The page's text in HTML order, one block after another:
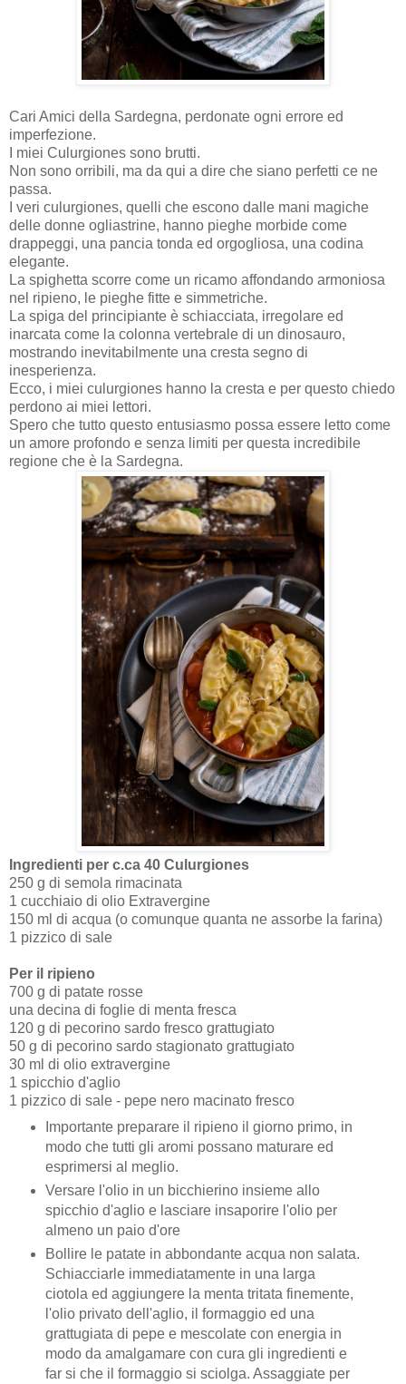
Cari Amici della Sardegna, perdonate ogni errore ed
imperfezione.
I miei Culurgiones sono brutti.
Non sono orribili, ma da qui a dire che siano perfetti ce ne
passa.
I veri culurgiones, quelli che escono dalle mani magiche
delle donne ogliastrine, hanno pieghe morbide come
drappeggi, una pancia tonda ed orgogliosa, una codina
elegante.
La spighetta scorre come un ricamo affondando armoniosa
nel ripieno, le pieghe fitte e simmetriche.
La spiga del principiante è schiacciata, irregolare ed
inarcata come la colonna vertebrale di un dinosauro,
mostrando inevitabilmente una cresta segno di
inesperienza.
Ecco, i miei culurgiones hanno la cresta e per questo chiedo
perdono ai miei lettori.
Spero che tutto questo entusiasmo possa essere letto come
un amore profondo e senza limiti per questa incredibile
regione che è la Sardegna.
Ingredienti per c.ca 40 Culurgiones
250 g di semola rimacinata
1 cucchiaio di olio Extravergine
150 ml di acqua (o comunque quanta ne assorbe la farina)
1 pizzico di sale
Per il ripieno
700 g di patate rosse
una decina di foglie di menta fresca
120 g di pecorino sardo fresco grattugiato
50 g di pecorino sardo stagionato grattugiato
30 ml di olio extravergine
1 spicchio d'aglio
1 pizzico di sale - pepe nero macinato fresco
Importante preparare il ripieno il giorno primo, in
modo che tutti gli aromi possano maturare ed
esprimersi al meglio.
Versare l'olio in un bicchierino insieme allo
spicchio d'aglio e lasciare insaporire l'olio per
almeno un paio d'ore
Bollire le patate in abbondante acqua non salata.
Schiacciarle immediatamente in una larga
ciotola ed aggiungere la menta tritata finemente,
l'olio privato dell'aglio, il formaggio ed una
grattugiata di pepe e mescolate con energia in
modo da amalgamare con cura gli ingredienti e
far si che il formaggio si sciolga. Assaggiate per